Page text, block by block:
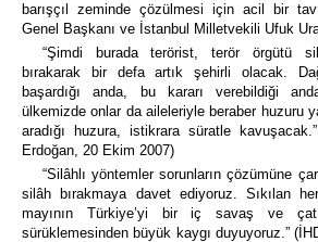
barışçıl zeminde çözülmesi için acil bir
Genel Başkanı ve İstanbul Milletvekili Ufuk
“Şimdi burada terörist, terör örgütü
bırakarak bir defa artık şehirli olacak.
başardığı anda, bu kararı verebildiği
ülkemizde onlar da aileleriyle beraber huzuru
aradığı huzura, istikrara süratle
Erdoğan, 20 Ekim 2007)
“Silâhlı yöntemler sorunların çözümüne
silâh bırakmaya davet ediyoruz. Sıkılan
mayının Türkiye’yi bir iç savaş ve
sürüklemesinden büyük kaygı duyuyoruz.”